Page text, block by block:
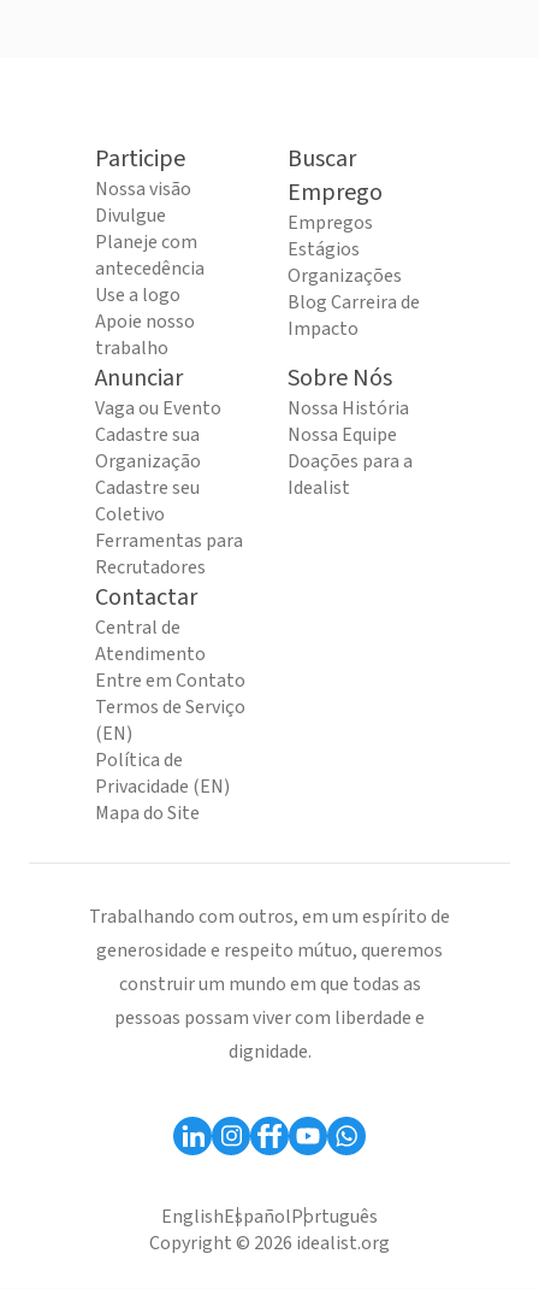
Participe
Nossa visão
Divulgue
Planeje com
antecedência
Use a logo
Apoie nosso
trabalho
Buscar
Emprego
Empregos
Estágios
Organizações
Blog Carreira de
Impacto
Anunciar
Vaga ou Evento
Cadastre sua
Organização
Cadastre seu
Coletivo
Ferramentas para
Recrutadores
Sobre Nós
Nossa História
Nossa Equipe
Doações para a
Idealist
Contactar
Central de
Atendimento
Entre em Contato
Termos de Serviço
(EN)
Política de
Privacidade (EN)
Mapa do Site
Trabalhando com outros, em um espírito de
generosidade e respeito mútuo, queremos
construir um mundo em que todas as
pessoas possam viver com liberdade e
dignidade.
EnglishEspañolPortuguês
Copyright © 2026 idealist.org